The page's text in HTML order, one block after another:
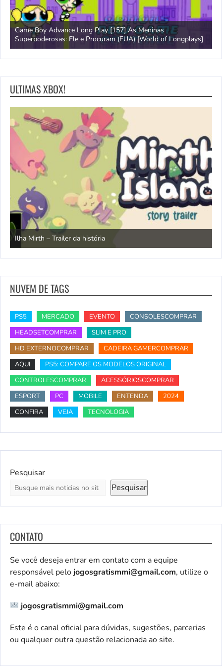
Game Boy Advance Long Play [157] As Meninas
Superpoderosas: Ele e Procuram (EUA) [World of Longplays]
ULTIMAS XBOX!
Ilha Mirth – Trailer da história
NUVEM DE TAGS
PS5 MERCADO EVENTO
CONSOLESCOMPRAR
HEADSETCOMPRAR
SLIM E PRO
HD EXTERNOCOMPRAR
CADEIRA GAMERCOMPRAR
AQUI
PS5: COMPARE OS MODELOS ORIGINAL
CONTROLESCOMPRAR
ACESSÓRIOSCOMPRAR
ESPORT
PC MOBILE ENTENDA
2024
CONFIRA
VEJA TECNOLOGIA
Pesquisar
Pesquisar
CONTATO
Se você deseja entrar em contato com a equipe
responsável pelo jogosgratismmi@gmail.com, utilize o
e-mail abaixo:
jogosgratismmi@gmail.com
Este é o canal oficial para dúvidas, sugestões, parcerias
ou qualquer outra questão relacionada ao site.